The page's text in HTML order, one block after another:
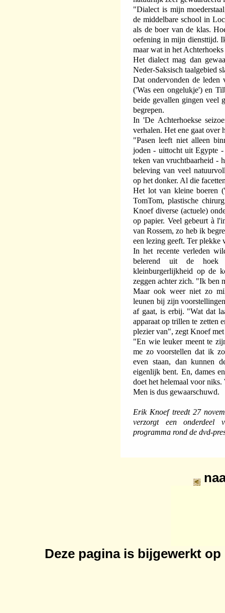
"Dialect is mijn
de middelbare school in
als de boer van de klas.
oefening in mijn diensttijd.
maar wat in het
Het dialect mag dan
Neder-Saksisch taalgebied
Dat ondervonden de leden
('Was een ongelukje') en
beide gevallen gingen veel
begrepen.
In 'De Achterhoekse
verhalen. Het ene gaat over
"Pasen leeft niet alleen
joden - uittocht uit Egypte -
teken van vruchtbaarheid -
beleving van veel
op het donker. Al die
Het lot van kleine boeren
TomTom, plastische
Knoef diverse (actuele)
op papier. Veel gebeurt à
van Rossem, zo heb ik
een lezing geeft. Ter
In het recente verleden
belerend uit de hoek
kleinburgerlijkheid op de
zeggen achter zich. "Ik ben
Maar ook weer niet zo
leunen bij zijn
af gaat, is erbij. "Wat dat
apparaat op trillen te zetten
plezier van", zegt Knoef
"En wie leuker meent te
me zo voorstellen dat ik
even staan, dan kunnen
eigenlijk bent. En, dames
doet het helemaal voor
Men is dus gewaarschuwd.
Erik Knoef treedt 27
verzorgt een onderdeel
programma rond de dvd-
Deze pagina is bijgewerkt op